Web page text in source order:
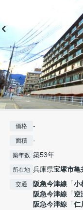
価格 -
面積 -
築年数 築53年
所在地 兵庫県宝塚市亀
交通 阪急今津線 「小
阪急今津線 「逆
阪急今津線 「仁